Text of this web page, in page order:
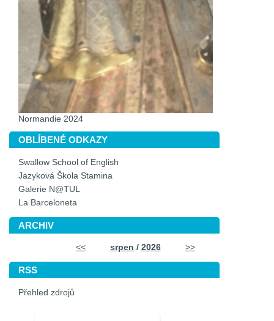
Normandie 2024
OBLÍBENÉ ODKAZY
Swallow School of English
Jazyková Škola Stamina
Galerie N@TUL
La Barceloneta
ARCHIV
<< srpen / 2026 >>
RSS
Přehled zdrojů